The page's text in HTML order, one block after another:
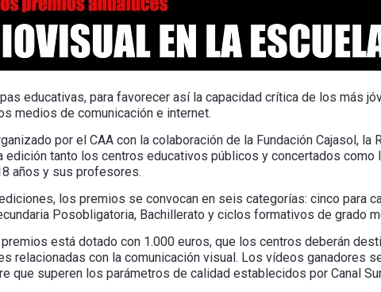
educativas, para favorecer así la capacidad crítica de los más
medios de comunicación e internet.
por el CAA con la colaboración de la Fundación Cajasol, la
edición tanto los centros educativos públicos y concertados
años y sus profesores.
los premios se convocan en seis categorías: cinco para
Posobligatoria, Bachillerato y ciclos formativos de grado
está dotado con 1.000 euros, que los centros deberán
relacionadas con la comunicación visual. Los vídeos ganadores
que superen los parámetros de calidad establecidos por Canal